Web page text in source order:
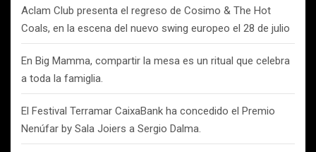
Aclam Club presenta el regreso de Cosimo & The Hot
Coals, en la escena del nuevo swing europeo el 28 de julio
En Big Mamma, compartir la mesa es un ritual que celebra
a toda la famiglia.
El Festival Terramar CaixaBank ha concedido el Premio
Nenúfar by Sala Joiers a Sergio Dalma.